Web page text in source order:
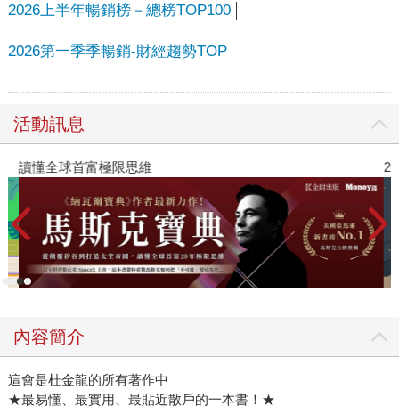
2026上半年暢銷榜－總榜TOP100
2026第一季季暢銷-財經趨勢TOP
活動訊息
讀懂全球首富極限思維
內容簡介
這會是杜金龍的所有著作中
★最易懂、最實用、最貼近散戶的一本書！★